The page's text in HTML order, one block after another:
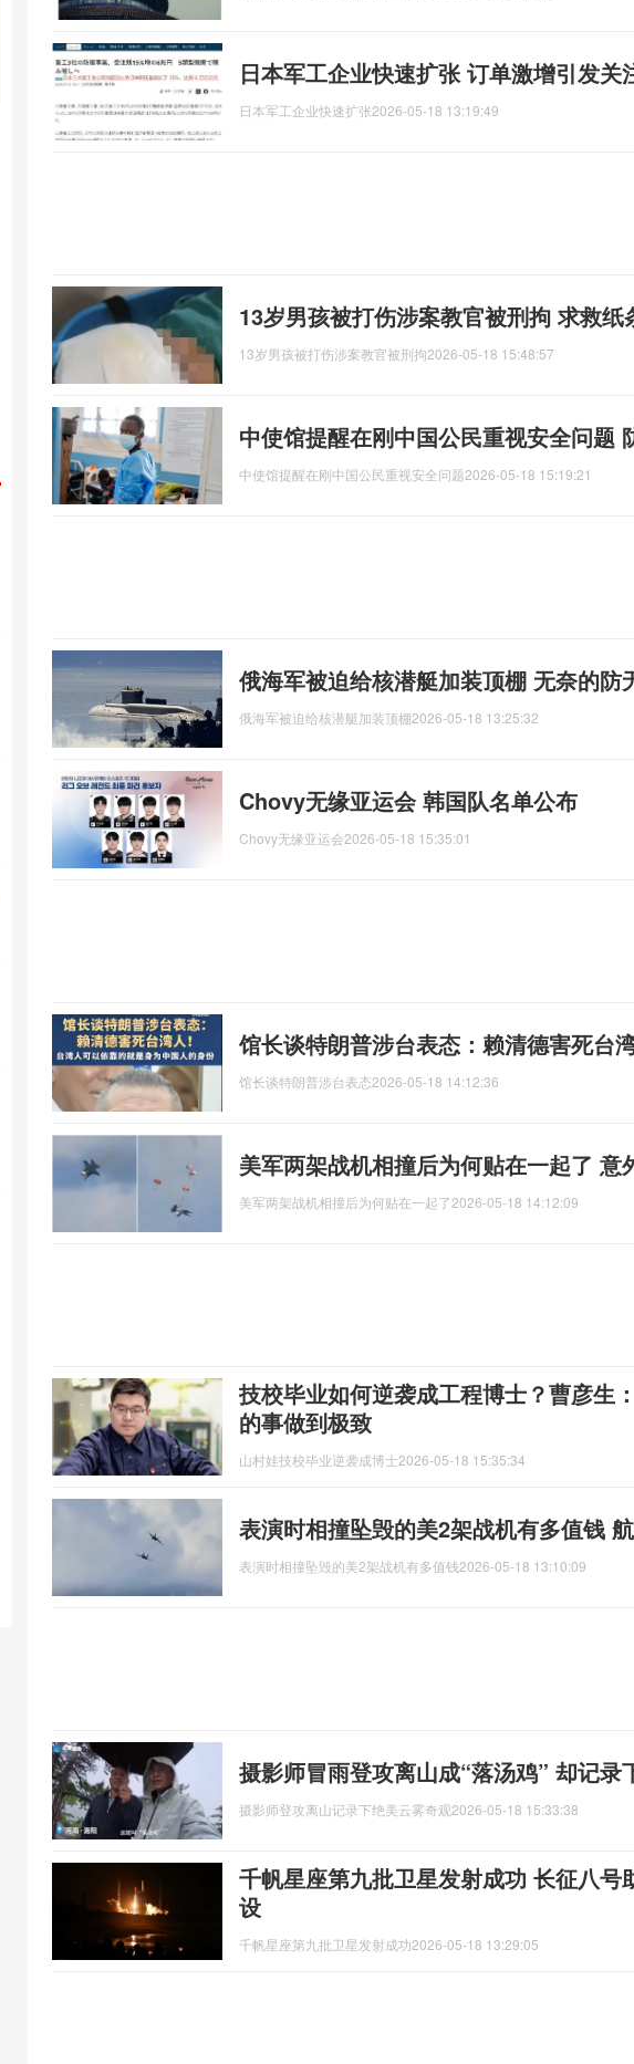
日本军工企业快速扩张 订单激增引发关
日本军工企业快速扩张2026-05-18 13:19:49
13岁男孩被打伤涉案教官被刑拘 求救纸
13岁男孩被打伤涉案教官被刑拘2026-05-18 15:48:57
中使馆提醒在刚中国公民重视安全问题
中使馆提醒在刚中国公民重视安全问题2026-05-18 15:19:21
俄海军被迫给核潜艇加装顶棚 无奈的防
俄海军被迫给核潜艇加装顶棚2026-05-18 13:25:32
Chovy无缘亚运会 韩国队名单公布
Chovy无缘亚运会2026-05-18 15:35:01
馆长谈特朗普涉台表态：赖清德害死台
馆长谈特朗普涉台表态2026-05-18 14:12:36
美军两架战机相撞后为何贴在一起了 意
美军两架战机相撞后为何贴在一起了2026-05-18 14:12:09
技校毕业如何逆袭成工程博士？曹彦生
的事做到极致
山村娃技校毕业逆袭成博士2026-05-18 15:35:34
表演时相撞坠毁的美2架战机有多值钱
表演时相撞坠毁的美2架战机有多值钱2026-05-18 13:10:09
摄影师冒雨登攻离山成“落汤鸡” 却记录
摄影师登攻离山记录下绝美云雾奇观2026-05-18 15:33:38
千帆星座第九批卫星发射成功 长征八号
设
千帆星座第九批卫星发射成功2026-05-18 13:29:05